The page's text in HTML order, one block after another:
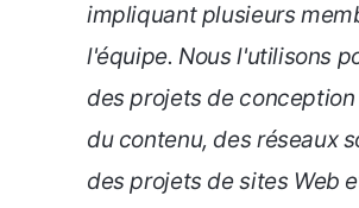
impliquant plusieurs
l'équipe. Nous l'utilisons
des projets de
du contenu, des réseaux
des projets de sites Web